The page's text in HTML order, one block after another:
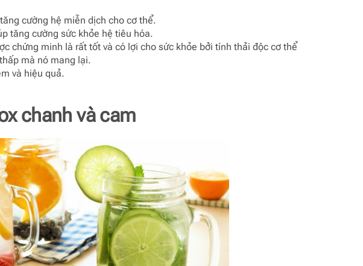
cường hệ miễn dịch cho cơ thể.
tăng cường sức khỏe hệ tiêu hóa.
chứng minh là rất tốt và có lợi cho sức khỏe bởi tính thải độc cơ thể
mà nó mang lại.
và hiệu quả.
chanh và cam